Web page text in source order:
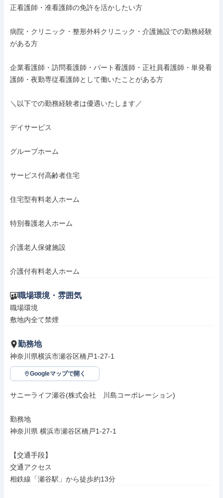
正看護師・准看護師の免許を活かしたい方
病院・クリニック・整形外科クリニック・介護施設での勤務経験
がある方
企業看護師・訪問看護師・パート看護師・正社員看護師・単発看
護師・夜勤専従看護師として働いたことがある方
＼以下での勤務経験者は優遇いたします／
デイサービス
グループホーム
サービス付高齢者住宅
住宅型有料老人ホーム
特別養護老人ホーム
介護老人保健施設
介護付有料老人ホーム
職場環境・雰囲気
職場環境
敷地内全て禁煙
勤務地
神奈川県横浜市瀬谷区橋戸1-27-1
Googleマップで開く
サニーライフ瀬谷(株式会社　川島コーポレーション)
勤務地
神奈川県 横浜市瀬谷区橋戸1-27-1
【交通手段】
交通アクセス
相鉄線「瀬谷駅」から徒歩約13分